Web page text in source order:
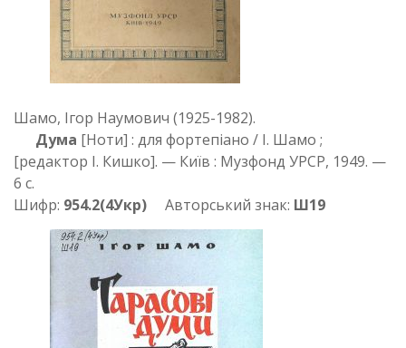
Шамо, Ігор Наумович (1925-1982).
Дума [Ноти] : для фортепіано / І. Шамо ;
[редактор І. Кишко]. — Київ : Музфонд УРСР, 1949. —
6 с.
Шифр: 954.2(4Укр) Авторський знак: Ш19